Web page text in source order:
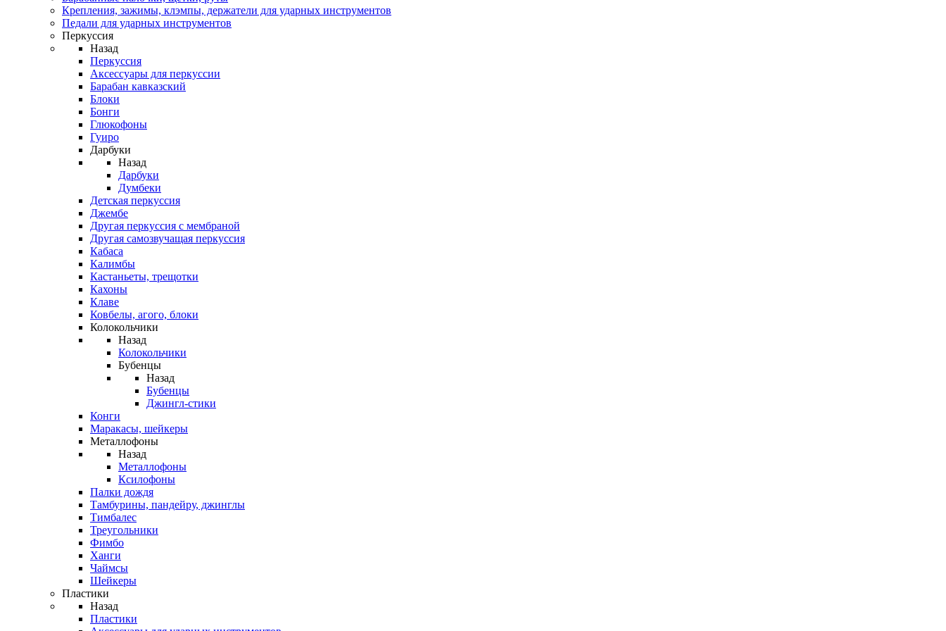
Крепления, зажимы, клэмпы, держатели для ударных инструментов
Педали для ударных инструментов
Перкуссия
Назад
Перкуссия
Аксессуары для перкуссии
Барабан кавказский
Блоки
Бонги
Глюкофоны
Гуиро
Дарбуки
Назад
Дарбуки
Думбеки
Детская перкуссия
Джембе
Другая перкуссия с мембраной
Другая самозвучащая перкуссия
Кабаса
Калимбы
Кастаньеты, трещотки
Кахоны
Клаве
Ковбелы, агого, блоки
Колокольчики
Назад
Колокольчики
Бубенцы
Назад
Бубенцы
Джингл-стики
Конги
Маракасы, шейкеры
Металлофоны
Назад
Металлофоны
Ксилофоны
Палки дождя
Тамбурины, пандейру, джинглы
Тимбалес
Треугольники
Фимбо
Ханги
Чаймсы
Шейкеры
Пластики
Назад
Пластики